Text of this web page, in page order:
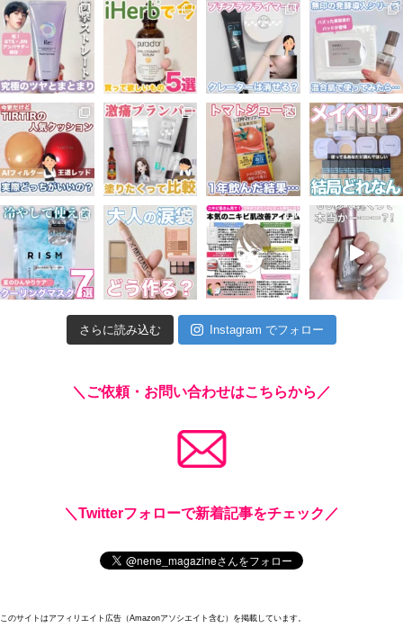
さらに読み込む Instagram でフォロー
＼ご依頼・お問い合わせはこちらから／
＼Twitterフォローで新着記事をチェック／
このサイトはアフィリエイト広告（Amazonアソシエイト含む）を掲載しています。